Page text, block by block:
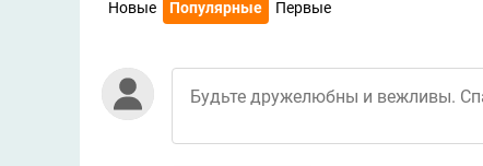
Новые Популярные Первые